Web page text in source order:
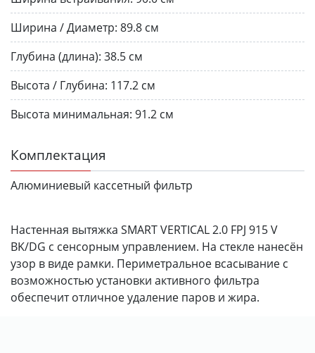
Ширина / Диаметр: 89.8 см
Глубина (длина): 38.5 см
Высота / Глубина: 117.2 см
Высота минимальная: 91.2 см
Комплектация
Алюминиевый кассетный фильтр
Настенная вытяжка SMART VERTICAL 2.0 FPJ 915 V
BK/DG с сенсорным управлением. На стекле нанесён
узор в виде рамки. Периметральное всасывание с
возможностью установки активного фильтра
обеспечит отличное удаление паров и жира.